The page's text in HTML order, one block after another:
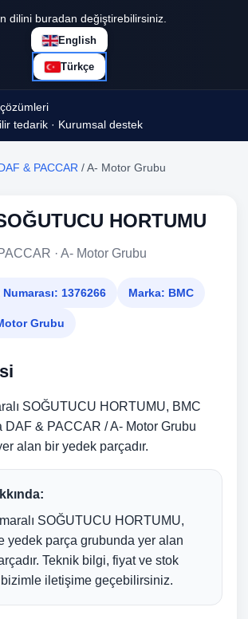
dilini buradan değiştirebilirsiniz.
English
Türkçe
tedarik · Kurumsal destek
& PACCAR / A- Motor Grubu
HORTUMU
· A- Motor Grubu
1376266 Marka: BMC
Grubu
SOĞUTUCU HORTUMU, BMC
DAF & PACCAR / A- Motor Grubu
alan bir yedek parçadır.
SOĞUTUCU HORTUMU,
yedek parça grubunda yer alan
Teknik bilgi, fiyat ve stok
iletişime geçebilirsiniz.